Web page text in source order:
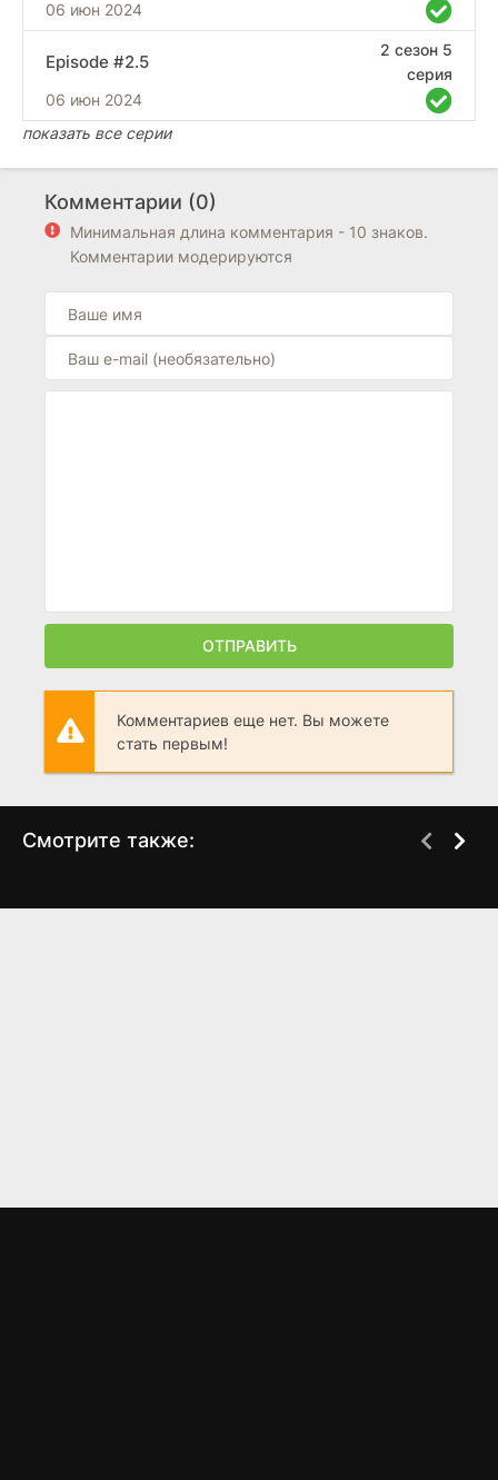
06 июн 2024
2 сезон 5
серия
Episode #2.5
06 июн 2024
показать все серии
Комментарии (0)
Минимальная длина комментария - 10 знаков.
Комментарии модерируются
ОТПРАВИТЬ
Комментариев еще нет. Вы можете
стать первым!
Смотрите также: